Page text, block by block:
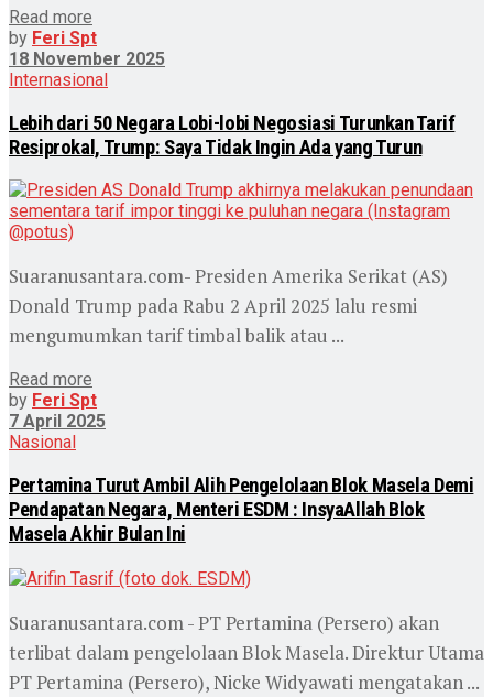
Read more
by Feri Spt
18 November 2025
Internasional
Lebih dari 50 Negara Lobi-lobi Negosiasi Turunkan Tarif
Resiprokal, Trump: Saya Tidak Ingin Ada yang Turun
Suaranusantara.com- Presiden Amerika Serikat (AS)
Donald Trump pada Rabu 2 April 2025 lalu resmi
mengumumkan tarif timbal balik atau ...
Read more
by Feri Spt
7 April 2025
Nasional
Pertamina Turut Ambil Alih Pengelolaan Blok Masela Demi
Pendapatan Negara, Menteri ESDM : InsyaAllah Blok
Masela Akhir Bulan Ini
Suaranusantara.com - PT Pertamina (Persero) akan
terlibat dalam pengelolaan Blok Masela. Direktur Utama
PT Pertamina (Persero), Nicke Widyawati mengatakan ...